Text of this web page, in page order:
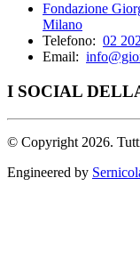
Fondazione
Milano
Telefono: 02
Email:
I SOCIAL
© Copyright 2026.
Engineered by